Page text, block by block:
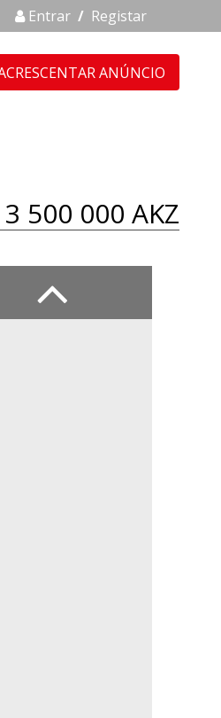
Entrar / Registar
ANÚNCIO
3 500 000 AKZ